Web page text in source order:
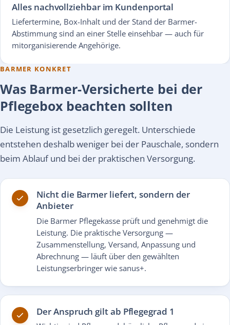
Alles nachvollziehbar im Kundenportal
Liefertermine, Box-Inhalt und der Stand der Barmer-
Abstimmung sind an einer Stelle einsehbar — auch für
mitorganisierende Angehörige.
BARMER KONKRET
Was Barmer-Versicherte bei der
Pflegebox beachten sollten
Die Leistung ist gesetzlich geregelt. Unterschiede
entstehen deshalb weniger bei der Pauschale, sondern
beim Ablauf und bei der praktischen Versorgung.
Nicht die Barmer liefert, sondern der
Anbieter
Die Barmer Pflegekasse prüft und genehmigt die
Leistung. Die praktische Versorgung —
Zusammenstellung, Versand, Anpassung und
Abrechnung — läuft über den gewählten
Leistungserbringer wie sanus+.
Der Anspruch gilt ab Pflegegrad 1